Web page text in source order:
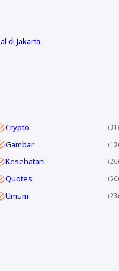
di Jakarta
Crypto 31
Gambar 13
Kesehatan 26
Quotes 56
Umum 23